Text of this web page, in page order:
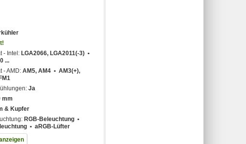
- Intel: LGA2066, LGA2011(-3) •
...
- AMD:AM5, AM4 • AM3(+),
Ja
mm
& Kupfer
RGB-Beleuchtung •
• aRGB-Lüfter